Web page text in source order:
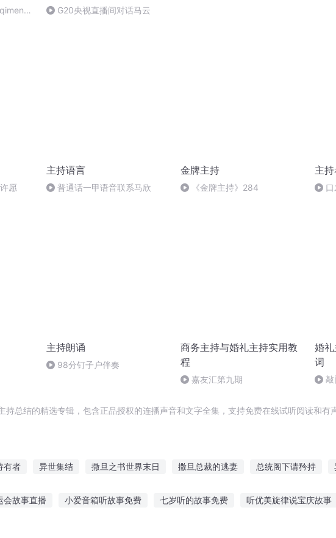
面
G20央视直播间对话马云
愿
主持语言
普通话一甲语音联系马欣
金牌主持
《金牌主持》284
主
主持朗诵
98分钉子户伴奏
商务主持与婚礼主持实用教
程
嘉友汇第九期
婚
词
敲
持总结的精选专辑，包含正品授权的连播声音和文字全集，支持免费在线试听阅读和有
有者 异世集结 撒旦之书世界末日 撒旦总裁的逃妻 总统阁下请矜持
会故事直播 小爱音箱听故事免费 七岁听的故事免费 听优美旋律说宝庆故事